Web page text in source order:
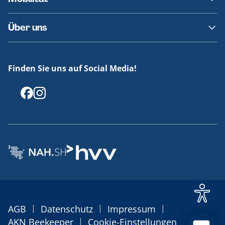
Fundsachen
Häufige Fragen
Barrierefreies Reisen
Erklärung Barrierefreiheit
Über uns
Offenlegungen
Finden Sie uns auf Social Media!
AGB | Datenschutz | Impressum |
AKN Beekeeper | Cookie-Einstellungen